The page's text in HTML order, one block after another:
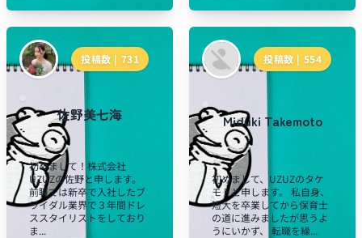
投稿数 | 731
佐野美七海
初めまして！株式会社
UZUZの佐野と申します。
前職では新卒で入社したブ
ライダル業界で３年間ドレ
ススタイリストをしており
ま...
投稿数 | 554
Miduki Takemoto
初めまして、UZUZのタケ
モトと申します。 私自身、
短大を卒業してから保育士
の道に進みましたが思うよ
うにいかず、 転職を繰...